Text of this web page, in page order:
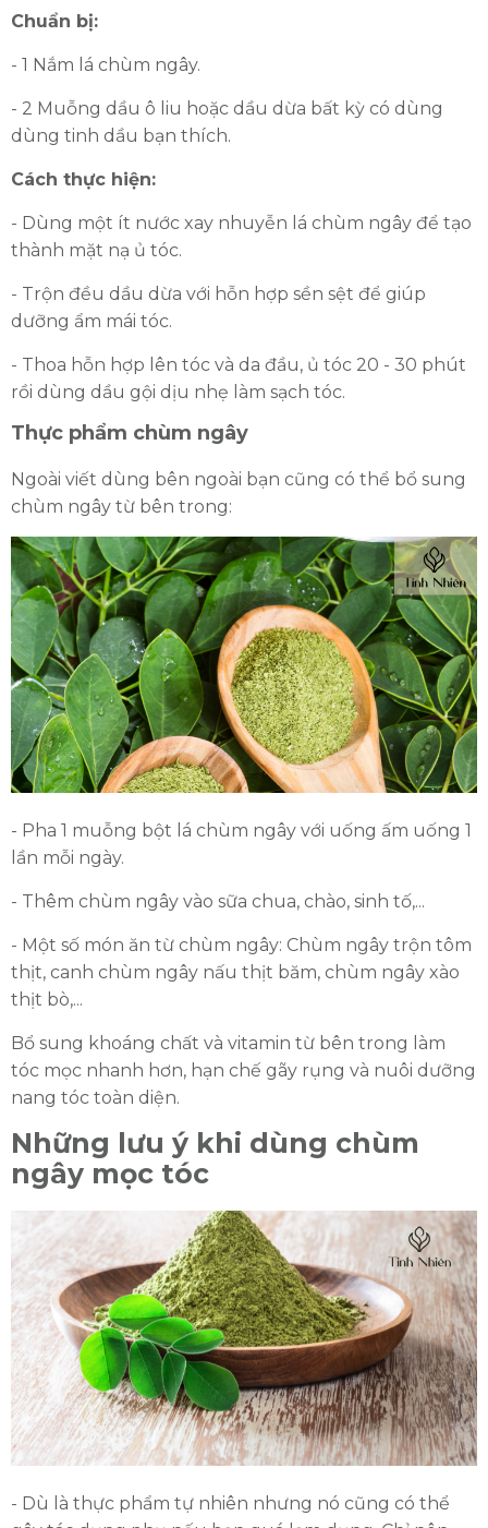
Chuẩn bị:
- 1 Nắm lá chùm ngây.
- 2 Muỗng dầu ô liu hoặc dầu dừa bất kỳ có dùng
dùng tinh dầu bạn thích.
Cách thực hiện:
- Dùng một ít nước xay nhuyễn lá chùm ngây để tạo
thành mặt nạ ủ tóc.
- Trộn đều dầu dừa với hỗn hợp sền sệt để giúp
dưỡng ẩm mái tóc.
- Thoa hỗn hợp lên tóc và da đầu, ủ tóc 20 - 30 phút
rồi dùng dầu gội dịu nhẹ làm sạch tóc.
Thực phẩm chùm ngây
Ngoài viết dùng bên ngoài bạn cũng có thể bổ sung
chùm ngây từ bên trong:
- Pha 1 muỗng bột lá chùm ngây với uống ấm uống 1
lần mỗi ngày.
- Thêm chùm ngây vào sữa chua, chào, sinh tố,...
- Một số món ăn từ chùm ngây: Chùm ngây trộn tôm
thịt, canh chùm ngây nấu thịt băm, chùm ngây xào
thịt bò,...
Bổ sung khoáng chất và vitamin từ bên trong làm
tóc mọc nhanh hơn, hạn chế gãy rụng và nuôi dưỡng
nang tóc toàn diện.
Những lưu ý khi dùng chùm
ngây mọc tóc
- Dù là thực phẩm tự nhiên nhưng nó cũng có thể